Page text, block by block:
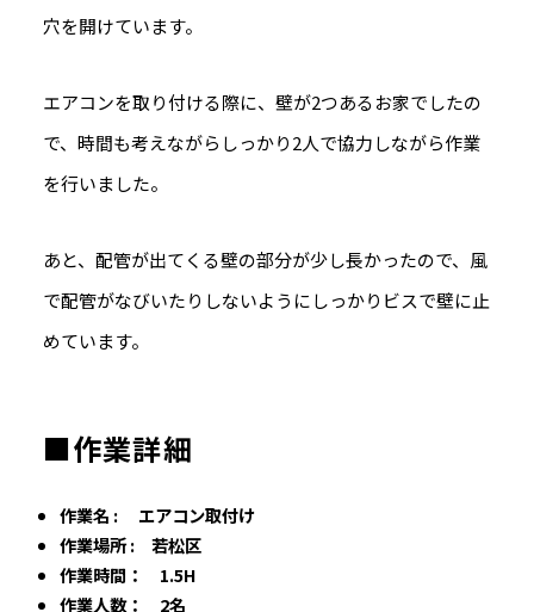
穴を開けています。
エアコンを取り付ける際に、壁が2つあるお家でしたの
で、時間も考えながらしっかり2人で協力しながら作業
を行いました。
あと、配管が出てくる壁の部分が少し長かったので、風
で配管がなびいたりしないようにしっかりビスで壁に止
めています。
■作業詳細
作業名 : エアコン取付け
作業場所 : 若松区
作業時間： 1.5H
作業人数： 2名